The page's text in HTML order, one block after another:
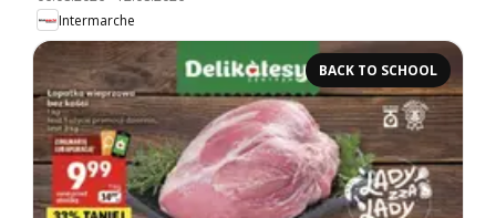
Intermarche
BACK TO SCHOOL